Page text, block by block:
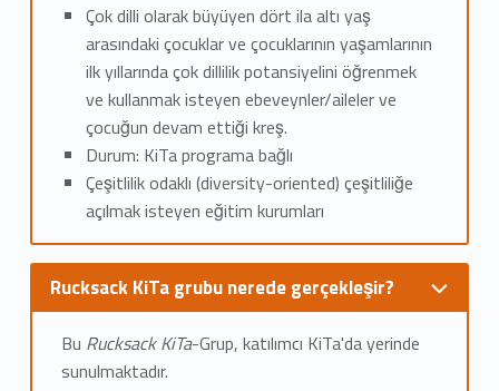
Çok dilli olarak büyüyen dört ila altı yaş
arasındaki çocuklar ve çocuklarının yaşamlarının
ilk yıllarında çok dillilik potansiyelini öğrenmek
ve kullanmak isteyen ebeveynler/aileler ve
çocuğun devam ettiği kreş.
Durum: KiTa programa bağlı
Çeşitlilik odaklı (diversity-oriented) çeşitliliğe
açılmak isteyen eğitim kurumları
Rucksack KiTa grubu nerede gerçekleşir?
Bu Rucksack KiTa-Grup, katılımcı KiTa'da yerinde
sunulmaktadır.